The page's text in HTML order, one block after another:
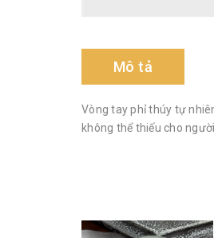
Mô tả
Vòng tay phỉ thúy tự
không thể thiếu cho